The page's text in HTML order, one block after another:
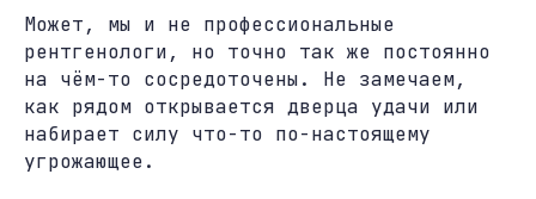
Может, мы и не профессиональные
рентгенологи, но точно так же постоянно
на чём-то сосредоточены. Не замечаем,
как рядом открывается дверца удачи или
набирает силу что-то по-настоящему
угрожающее.